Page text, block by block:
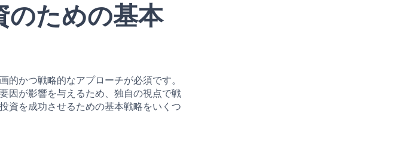
のための基本
的かつ戦略的なアプローチが必須です。
因が影響を与えるため、独自の視点で戦
資を成功させるための基本戦略をいくつ